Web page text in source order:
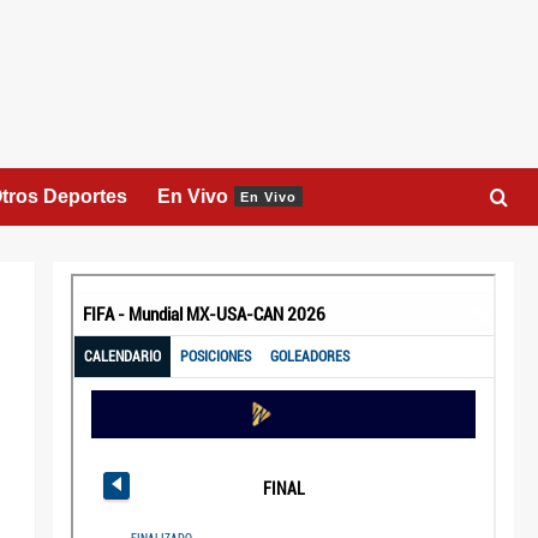
Deportes En Vivo En Vivo